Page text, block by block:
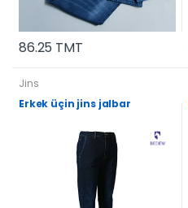
86.25 TMT
Jins
Erkek üçin jins jalbar